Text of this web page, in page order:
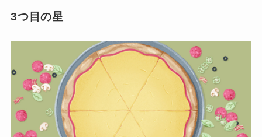
3つ目の星